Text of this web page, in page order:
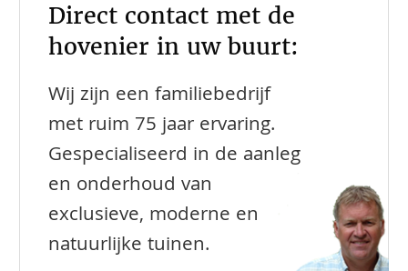
Direct contact met de
hovenier in uw buurt:
Wij zijn een familiebedrijf
met ruim 75 jaar ervaring.
Gespecialiseerd in de aanleg
en onderhoud van
exclusieve, moderne en
natuurlijke tuinen.